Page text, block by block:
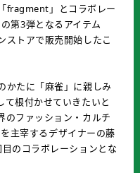
fragment」とコラボレー
第3弾となるアイテム
ストアで販売開始したこ
かたに「麻雀」に親しみ
て根付かせていきたいと
のファッション・カルチ
主宰するデザイナーの藤
のコラボレーションとな